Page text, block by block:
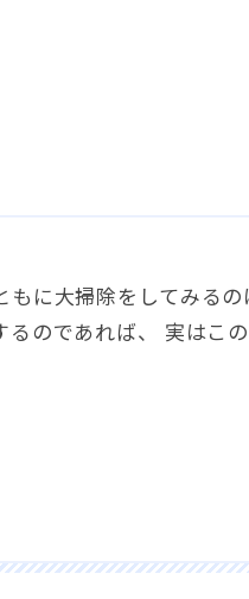
に大掃除をしてみる
のであれば、 実はこ